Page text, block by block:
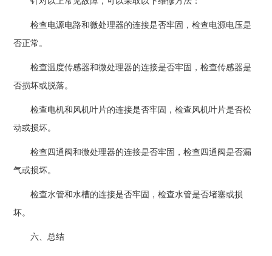
检查电源电路和微处理器的连接是否牢固，检查电源电压是
否正常。
检查温度传感器和微处理器的连接是否牢固，检查传感器是
否损坏或脱落。
检查电机和风机叶片的连接是否牢固，检查风机叶片是否松
动或损坏。
检查四通阀和微处理器的连接是否牢固，检查四通阀是否漏
气或损坏。
检查水管和水槽的连接是否牢固，检查水管是否堵塞或损
坏。
六、总结